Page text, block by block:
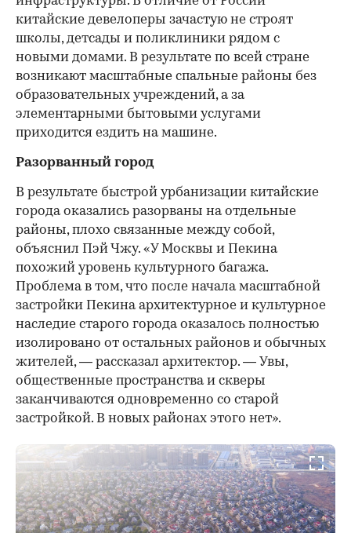
китайские девелоперы зачастую не строят
школы, детсады и поликлиники рядом с
новыми домами. В результате по всей стране
возникают масштабные спальные районы без
образовательных учреждений, а за
элементарными бытовыми услугами
приходится ездить на машине.
Разорванный город
В результате быстрой урбанизации китайские
города оказались разорваны на отдельные
районы, плохо связанные между собой,
объяснил Пэй Чжу. «У Москвы и Пекина
похожий уровень культурного багажа.
Проблема в том, что после начала масштабной
застройки Пекина архитектурное и культурное
наследие старого города оказалось полностью
изолировано от остальных районов и обычных
жителей, — рассказал архитектор. — Увы,
общественные пространства и скверы
заканчиваются одновременно со старой
застройкой. В новых районах этого нет».